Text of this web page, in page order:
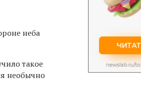
неба
такое
необычно